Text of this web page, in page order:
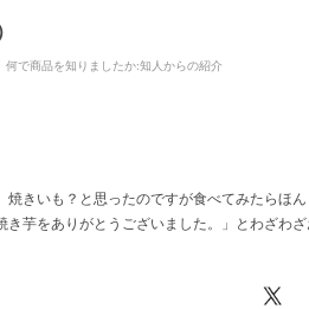
何で商品を知りましたか:知人からの紹介
きいも？と思ったのですが食べてみたらほ
き芋をありがとうございました。」とわざわ